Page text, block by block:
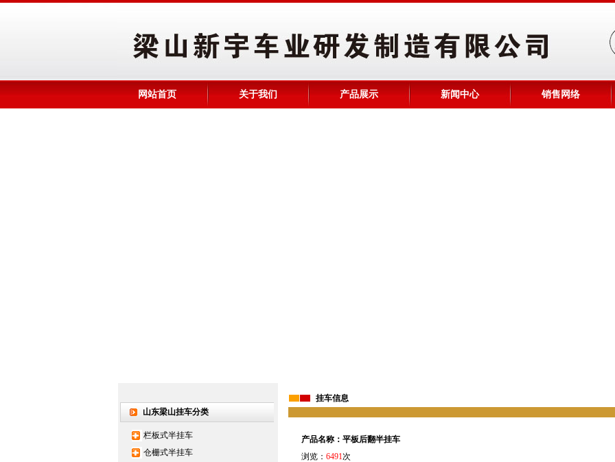
网站首页 关于我们 产品展示 新闻中心 销售网络
山东梁山挂车分类
栏板式半挂车
仓栅式半挂车
挂车信息
产品名称：平板后翻半挂车
浏览： 6491次